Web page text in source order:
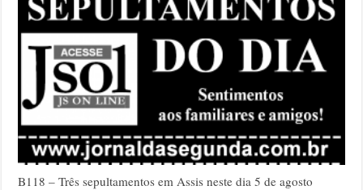
B118 – Três sepultamentos em Assis neste dia 5 de agosto